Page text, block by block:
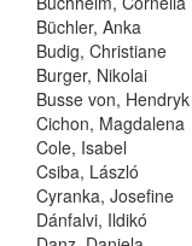
Büchler, Anka
Budig, Christiane
Burger, Nikolai
Busse von, Hendryk
Cichon, Magdalena
Cole, Isabel
Csiba, László
Cyranka, Josefine
Dánfalvi, Ildikó